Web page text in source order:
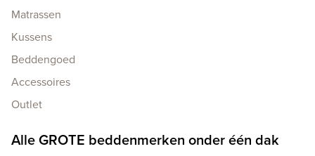
Matrassen
Kussens
Beddengoed
Accessoires
Outlet
Alle GROTE beddenmerken onder één dak